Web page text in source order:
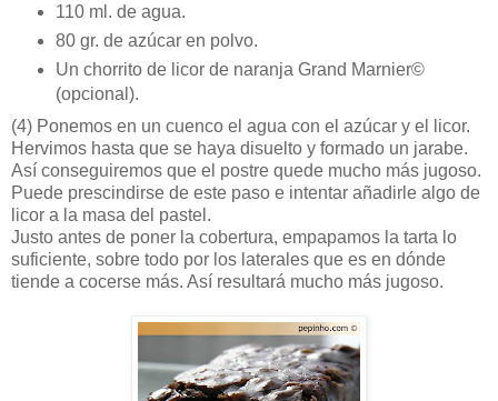
110 ml. de agua.
80 gr. de azúcar en polvo.
Un chorrito de licor de naranja Grand Marnier©
(opcional).
(4) Ponemos en un cuenco el agua con el azúcar y el licor.
Hervimos hasta que se haya disuelto y formado un jarabe.
Así conseguiremos que el postre quede mucho más jugoso.
Puede prescindirse de este paso e intentar añadirle algo de
licor a la masa del pastel.
Justo antes de poner la cobertura, empapamos la tarta lo
suficiente, sobre todo por los laterales que es en dónde
tiende a cocerse más. Así resultará mucho más jugoso.